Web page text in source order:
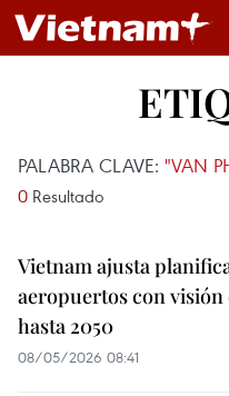
PALABRA CLAVE: "VAN
0 Resultado
Vietnam ajusta
aeropuertos con visión
hasta 2050
08/05/2026 08:41